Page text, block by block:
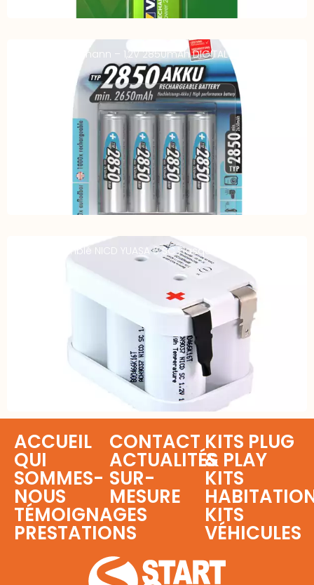
Accus AA Ansmann – 1,2V 2850mAh DIGITAL – BL4
Accu Assemblé NICD YUASA 6 SC Flasques 1600 mAh 7.2V
ACCUEIL
QUI
SOMMES-
NOUS
TÉMOIGNAGES
PRESTATIONS
CONTACT
ACTUALITÉS
SUR-
MESURE
KITS PLUG
& PLAY
KITS
KITS
VÉHICULES